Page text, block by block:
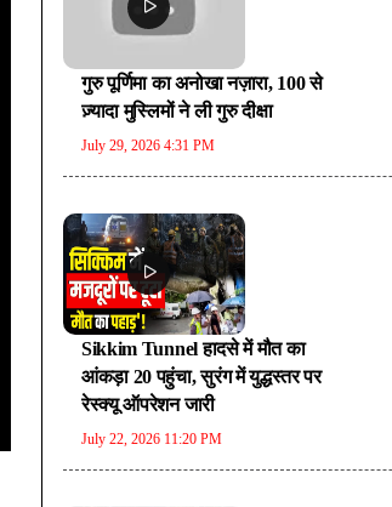
गुरु पूर्णिमा का अनोखा नज़ारा, 100 से
ज़्यादा मुस्लिमों ने ली गुरु दीक्षा
July 29, 2026 4:31 PM
Sikkim Tunnel हादसे में मौत का
आंकड़ा 20 पहुंचा, सुरंग में युद्धस्तर पर
रेस्क्यू ऑपरेशन जारी
July 22, 2026 11:20 PM